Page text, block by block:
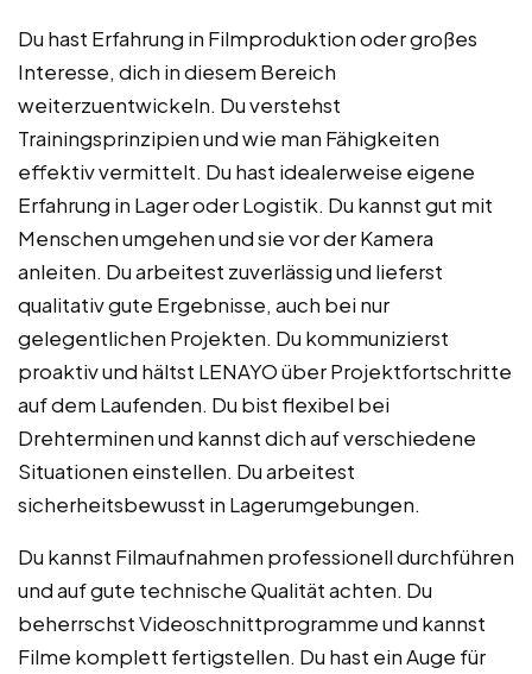
Du hast Erfahrung in Filmproduktion oder großes
Interesse, dich in diesem Bereich
weiterzuentwickeln. Du verstehst
Trainingsprinzipien und wie man Fähigkeiten
effektiv vermittelt. Du hast idealerweise eigene
Erfahrung in Lager oder Logistik. Du kannst gut mit
Menschen umgehen und sie vor der Kamera
anleiten. Du arbeitest zuverlässig und lieferst
qualitativ gute Ergebnisse, auch bei nur
gelegentlichen Projekten. Du kommunizierst
proaktiv und hältst LENAYO über Projektfortschritte
auf dem Laufenden. Du bist flexibel bei
Drehterminen und kannst dich auf verschiedene
Situationen einstellen. Du arbeitest
sicherheitsbewusst in Lagerumgebungen.
Du kannst Filmaufnahmen professionell durchführen
und auf gute technische Qualität achten. Du
beherrschst Videoschnittprogramme und kannst
Filme komplett fertigstellen. Du hast ein Auge für